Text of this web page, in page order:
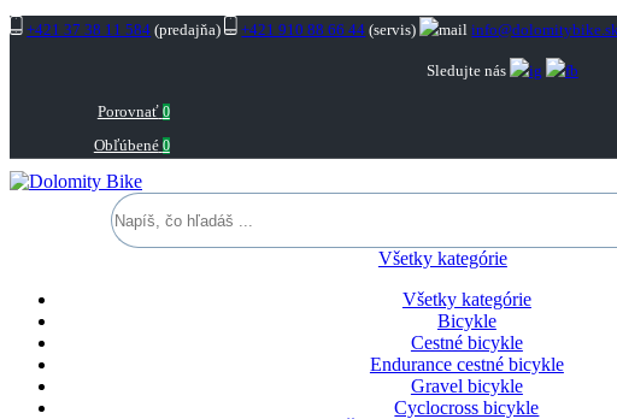
+421 37 38 11 584 (predajňa) +421 910 88 66 44 (servis)
Sledujte nás
Porovnať 0
Obľúbené 0
Všetky kategórie
Všetky kategórie
Bicykle
Cestné bicykle
Endurance cestné bicykle
Gravel bicykle
Cyclocross bicykle